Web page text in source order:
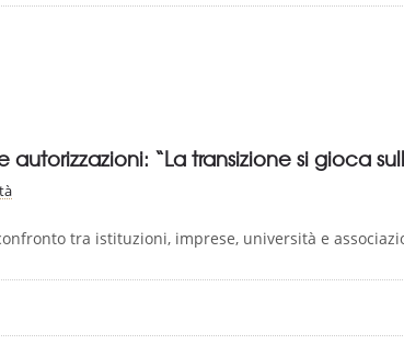
autorizzazioni: “La transizione si gioca
tra istituzioni, imprese, università e